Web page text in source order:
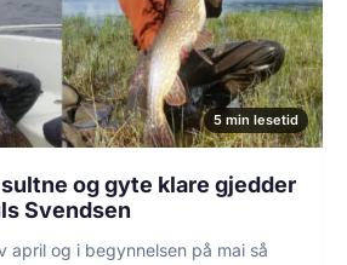
5 min lesetid
og gyte klare gjedder
Svendsen
april og i begynnelsen på mai så